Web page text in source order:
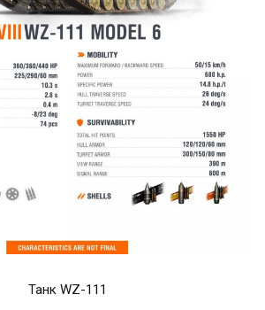
Танк WZ-111